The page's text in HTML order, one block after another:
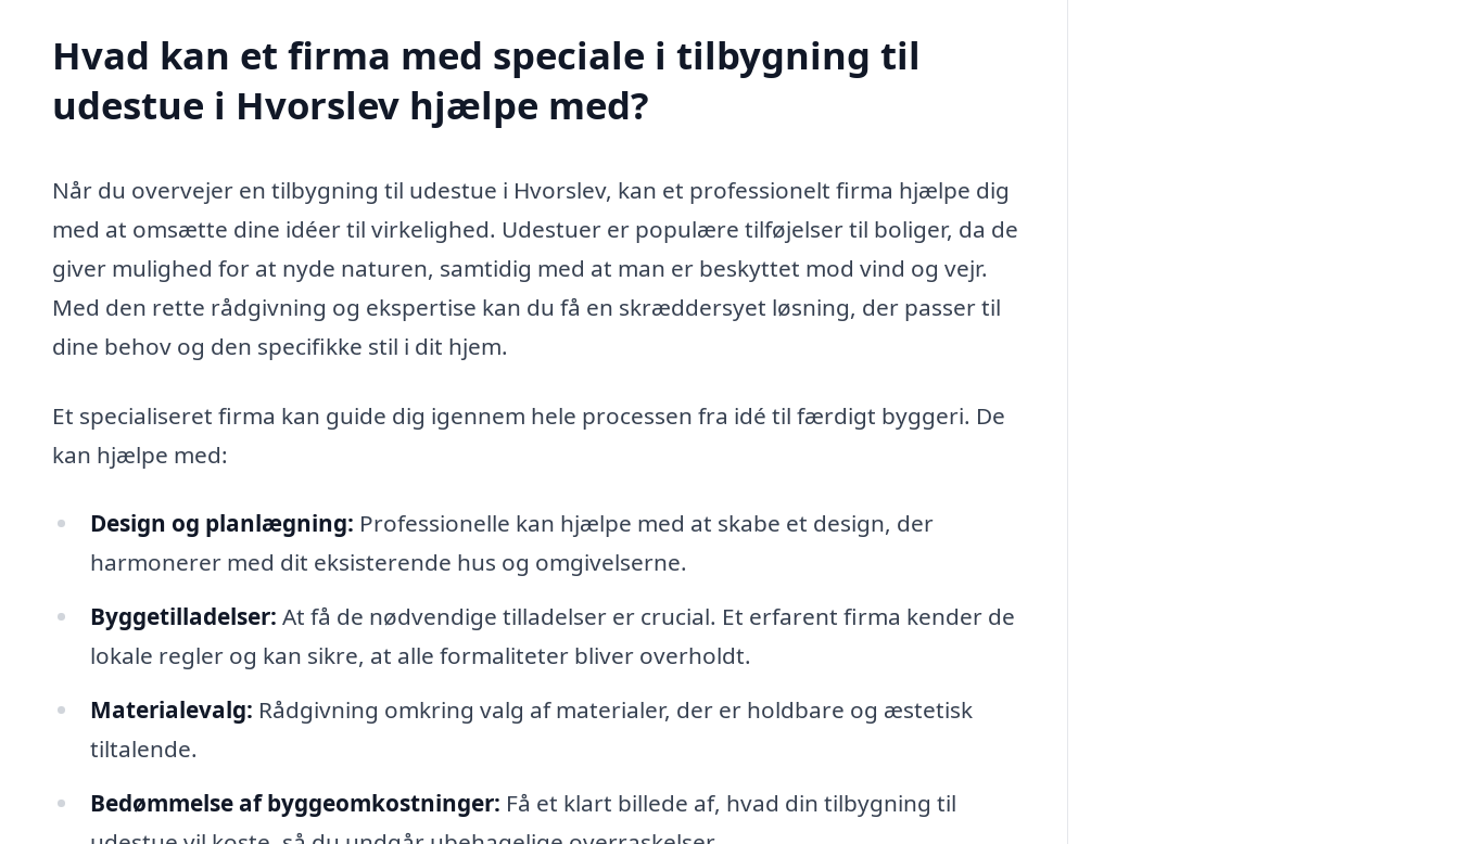
Hvad kan et firma med speciale i tilbygning til
udestue i Hvorslev hjælpe med?
Når du overvejer en tilbygning til udestue i Hvorslev, kan et professionelt firma hjælpe dig
med at omsætte dine idéer til virkelighed. Udestuer er populære tilføjelser til boliger, da de
giver mulighed for at nyde naturen, samtidig med at man er beskyttet mod vind og vejr.
Med den rette rådgivning og ekspertise kan du få en skræddersyet løsning, der passer til
dine behov og den specifikke stil i dit hjem.
Et specialiseret firma kan guide dig igennem hele processen fra idé til færdigt byggeri. De
kan hjælpe med:
Design og planlægning: Professionelle kan hjælpe med at skabe et design, der
harmonerer med dit eksisterende hus og omgivelserne.
Byggetilladelser: At få de nødvendige tilladelser er crucial. Et erfarent firma kender de
lokale regler og kan sikre, at alle formaliteter bliver overholdt.
Materialevalg: Rådgivning omkring valg af materialer, der er holdbare og æstetisk
tiltalende.
Bedømmelse af byggeomkostninger: Få et klart billede af, hvad din tilbygning til